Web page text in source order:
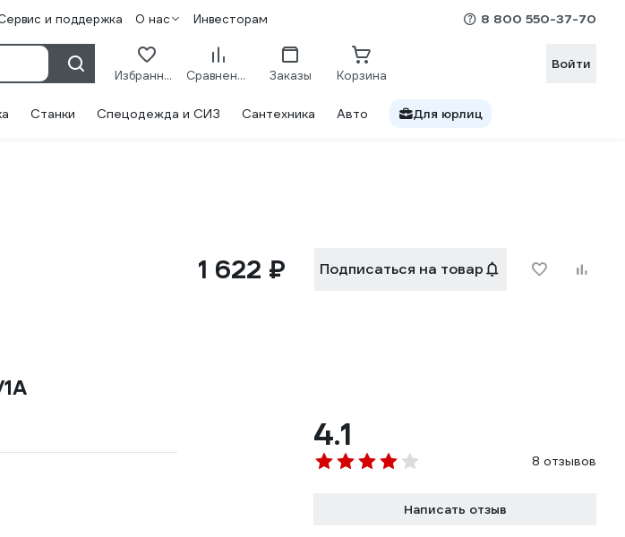
и поддержка О нас Инвесторам 8 800 550-37-70
Избранное Сравнение Заказы Корзина
Войти
Станки Спецодежда и СИЗ Сантехника Авто Для юрлиц
1 622 ₽ Подписаться на товар
4.1
8 отзывов
Написать отзыв